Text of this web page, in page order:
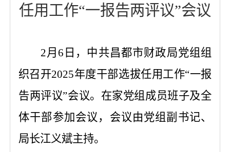
任用工作“一报告两评议”会议
2月 6 日， 中共昌都市财政局党组 组
织召开2025年度干部选拔任用工作“一报
告两评议”会议。 在家党组成员班子及全
体干部参加会议，会议由党组副书记、
局长江义斌主持。